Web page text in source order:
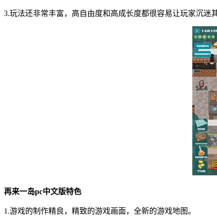
3.玩法还非常丰富，高自由度和高成长度都很容易让玩家沉迷
再来一岛pc中文版特色
1.游戏的制作精良，精致的游戏画面，全新的游戏地图。